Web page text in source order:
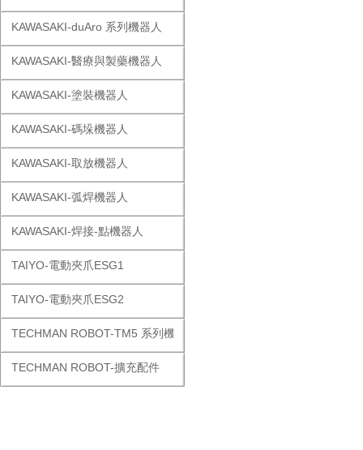
KAWASAKI-duAro 系列機器人
KAWASAKI-醫療與製藥機器人
KAWASAKI-塗裝機器人
KAWASAKI-碼垛機器人
KAWASAKI-取放機器人
KAWASAKI-弧焊機器人
KAWASAKI-焊接-點機器人
TAIYO-電動夾爪ESG1
TAIYO-電動夾爪ESG2
TECHMAN ROBOT-TM5 系列機器人
TECHMAN ROBOT-擴充配件